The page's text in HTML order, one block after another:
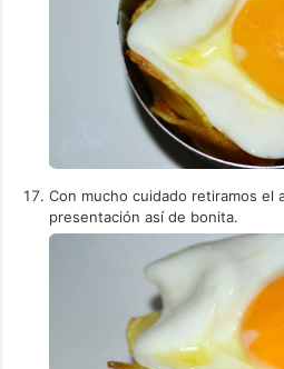
Con mucho cuidado retiramos el
presentación así de bonita.